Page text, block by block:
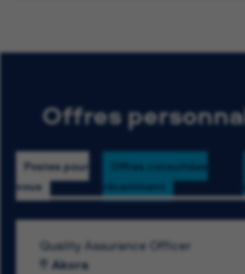
Offres
Postes pour
vous
Offres consultées
récemment
Quality Assurance Officer
Akora